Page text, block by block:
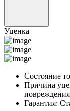
Уценка
Состояние
Причина
Гарантия: